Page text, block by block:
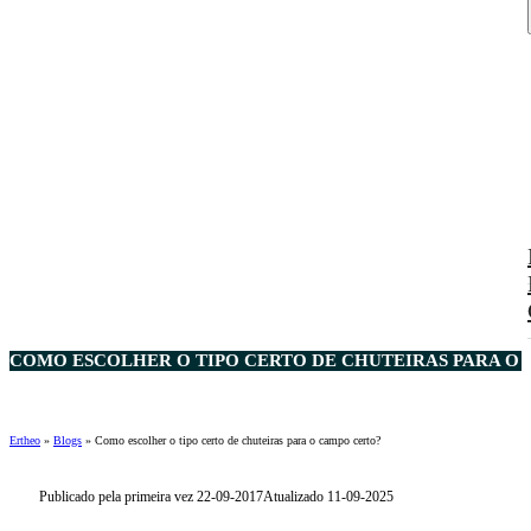
COMO ESCOLHER O TIPO CERTO DE CHUTEIRAS PARA O
Ertheo » Blogs » Como escolher o tipo certo de chuteiras para o campo certo?
Publicado pela primeira vez 22-09-2017Atualizado 11-09-2025